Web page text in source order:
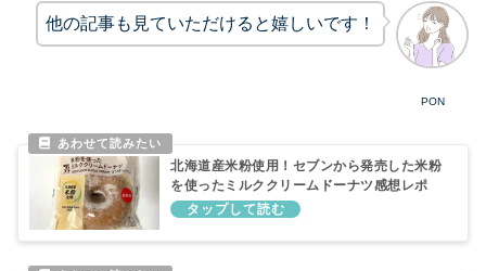
PON
他の記事も見ていただけると嬉しいです！
北海道産米粉使用！セブンから発売した米粉
を使ったミルククリームドーナツ感想レポ